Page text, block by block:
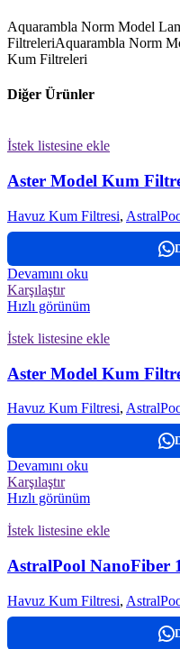
Aquarambla Norm Model
FiltreleriAquarambla Norm
Kum Filtreleri
Diğer Ürünler
İstek listesine ekle
Aster Model Kum
Havuz Kum Filtresi,
Devamını oku
Karşılaştır
Hızlı görünüm
İstek listesine ekle
Aster Model Kum
Havuz Kum Filtresi,
Devamını oku
Karşılaştır
Hızlı görünüm
İstek listesine ekle
AstralPool NanoFiber
Havuz Kum Filtresi,